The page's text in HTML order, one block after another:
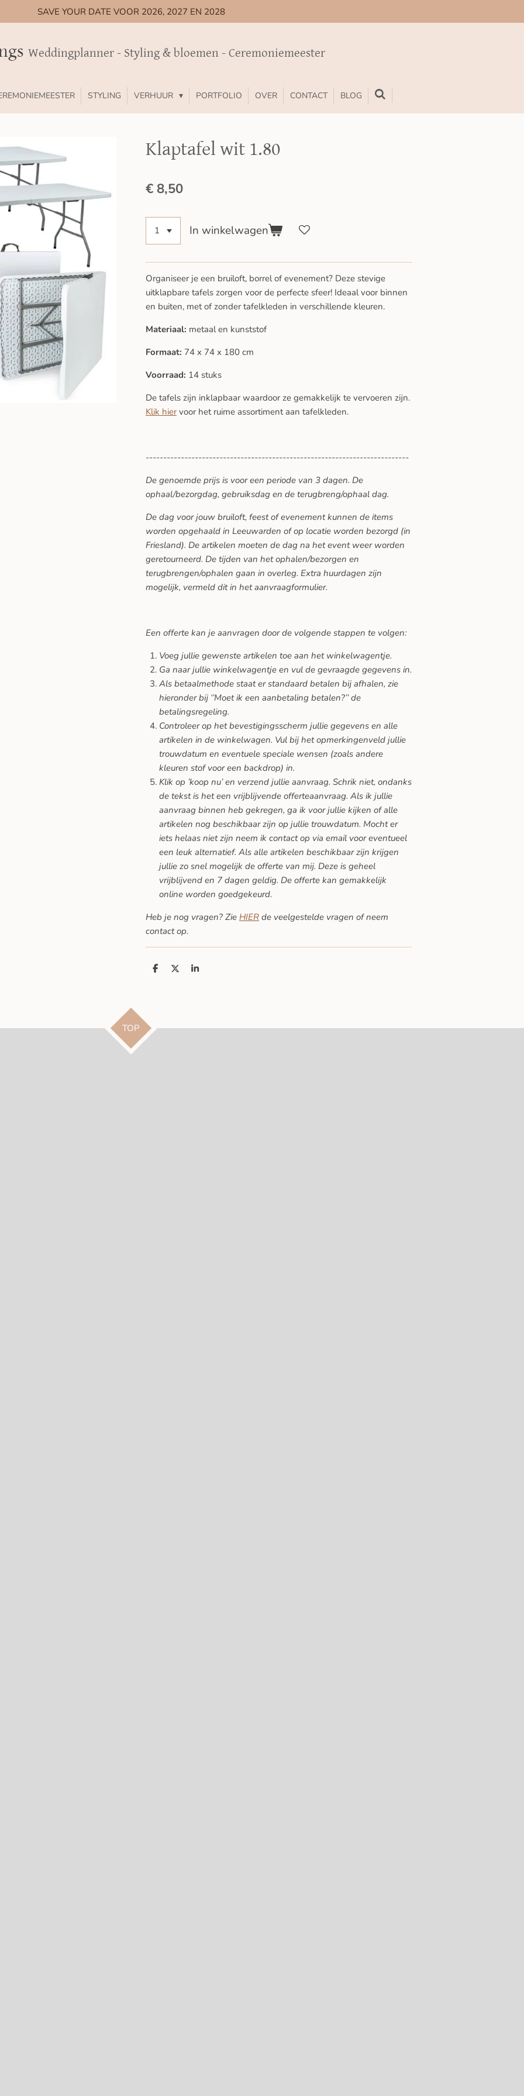
SAVE YOUR DATE VOOR 2026, 2027 EN 2028
Weddingplanner - Styling & bloemen - Ceremoniemeester
STYLING VERHUUR PORTFOLIO OVER CONTACT BLOG
Klaptafel wit 1.80
€ 8,50
In winkelwagen
Organiseer je een bruiloft, borrel of evenement? Deze stevige
uitklapbare tafels zorgen voor de perfecte sfeer! Ideaal voor binnen
en buiten, met of zonder tafelkleden in verschillende kleuren.
Materiaal: metaal en kunststof
Formaat: 74 x 74 x 180 cm
Voorraad: 14 stuks
De tafels zijn inklapbaar waardoor ze gemakkelijk te vervoeren zijn.
Klik hier voor het ruime assortiment aan tafelkleden.
---------------------------------------------------------------------------
De genoemde prijs is voor een periode van 3 dagen. De
ophaal/bezorgdag, gebruiksdag en de terugbreng/ophaal dag.
De dag voor jouw bruiloft, feest of evenement kunnen de items
worden opgehaald in Leeuwarden of op locatie worden bezorgd (in
Friesland). De artikelen moeten de dag na het event weer worden
geretourneerd. De tijden van het ophalen/bezorgen en
terugbrengen/ophalen gaan in overleg. Extra huurdagen zijn
mogelijk, vermeld dit in het aanvraagformulier.
Een offerte kan je aanvragen door de volgende stappen te volgen:
Voeg jullie gewenste artikelen toe aan het winkelwagentje.
Ga naar jullie winkelwagentje en vul de gevraagde gegevens in.
Als betaalmethode staat er standaard betalen bij afhalen, zie
hieronder bij ‘’Moet ik een aanbetaling betalen?’’ de
betalingsregeling.
Controleer op het bevestigingsscherm jullie gegevens en alle
artikelen in de winkelwagen. Vul bij het opmerkingenveld jullie
trouwdatum en eventuele speciale wensen (zoals andere
kleuren stof voor een backdrop) in.
Klik op ’koop nu’ en verzend jullie aanvraag. Schrik niet, ondanks
de tekst is het een vrijblijvende offerteaanvraag. Als ik jullie
aanvraag binnen heb gekregen, ga ik voor jullie kijken of alle
artikelen nog beschikbaar zijn op jullie trouwdatum. Mocht er
iets helaas niet zijn neem ik contact op via email voor eventueel
een leuk alternatief. Als alle artikelen beschikbaar zijn krijgen
jullie zo snel mogelijk de offerte van mij. Deze is geheel
vrijblijvend en 7 dagen geldig. De offerte kan gemakkelijk
online worden goedgekeurd.
Heb je nog vragen? Zie HIER de veelgestelde vragen of neem
contact op.
D
D
S
TOP